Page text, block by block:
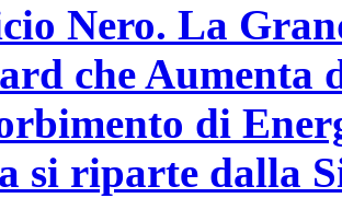
Nero. La
che Aumenta
di
si riparte dalla